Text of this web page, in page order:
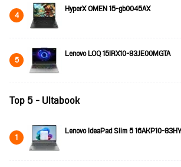
4 HyperX OMEN 15-gb0045AX
5 Lenovo LOQ 15IRX10-83JE00MGTA
Top 5 - Ultabook
1 Lenovo IdeaPad Slim 5 16AKP10-